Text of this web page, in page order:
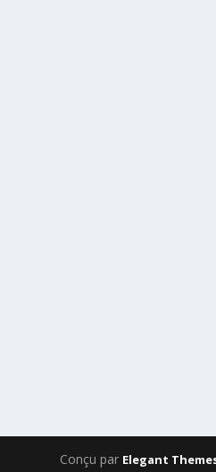
Conçu par Elegant